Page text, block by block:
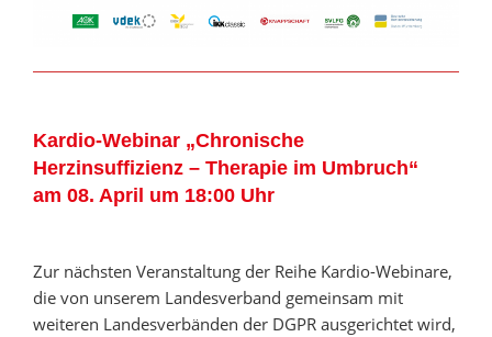
Kardio-Webinar „Chronische
Herzinsuffizienz – Therapie im Umbruch“
am 08. April um 18:00 Uhr
Zur nächsten Veranstaltung der Reihe Kardio-Webinare,
die von unserem Landesverband gemeinsam mit
weiteren Landesverbänden der DGPR ausgerichtet wird,